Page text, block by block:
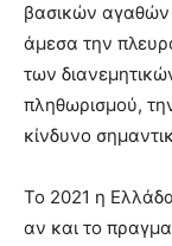
βασικών αγαθών
άμεσα την
των
πληθωρισμού,
κίνδυνο
Το 2021 η
αν και το